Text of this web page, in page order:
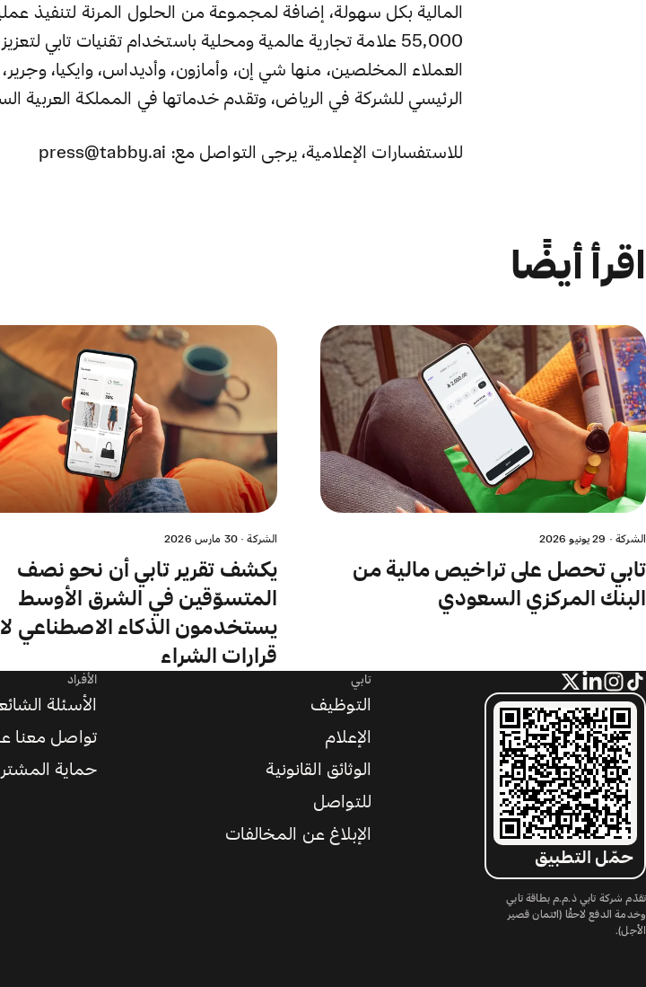
المالية بكل سهولة، إضافة لمجموعة من الحلول المرنة لتنفيذ
55,000 علامة تجارية عالمية ومحلية باستخدام تقنيات تابي
العملاء المخلصين، منها شي إن، وأمازون، وأديداس، وايكيا،
الرئيسي للشركة في الرياض، وتقدم خدماتها في المملكة العربية
للاستفسارات الإعلامية، يرجى التواصل مع: press@tabby.ai
اقرأ أيضًا
الشركة· 29 يونيو 2026
تابي تحصل على تراخيص مالية من
البنك المركزي السعودي
الشركة·30 مارس 2026
يكشف تقرير تابي أن نحو نصف
المتسوّقين في الشرق الأوسط
يستخدمون الذكاء الاصطناعي
قرارات الشراء
حمّل التطبيق
تقدّم شركة تابي ذ.م.م بطاقة تابي
وخدمة الدفع لاحقًا (ائتمان قصير
الأجل).
تابي
التوظيف
الإعلام
الوثائق القانونية
للتواصل
الإبلاغ عن المخالفات
الأفراد
الأسئلة
تواصل معنا
حماية